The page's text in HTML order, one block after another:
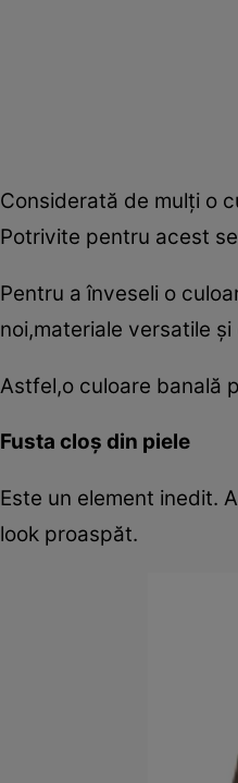
Considerată de mulţi o
Potrivite pentru acest
Pentru a înveseli o
noi,materiale versatile
Astfel,o culoare banală
Fusta cloş din piele
Este un element inedit.
look proaspăt.